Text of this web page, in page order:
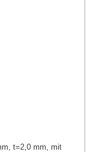
t=2,0 mm, mit